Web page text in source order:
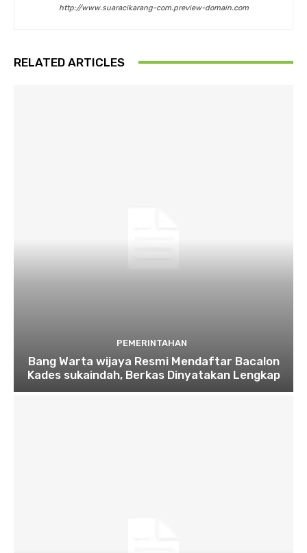
http://www.suaracikarang-com.preview-domain.com
RELATED ARTICLES
PEMERINTAHAN
Bang Warta wijaya Resmi Mendaftar Bacalon
Kades sukaindah, Berkas Dinyatakan Lengkap